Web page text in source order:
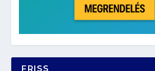
FRISS